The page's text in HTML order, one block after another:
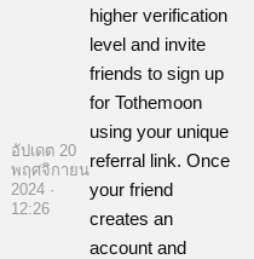
อัปเดต 20
พฤศจิกายน
2024 ·
12:26
higher verification
level and invite
friends to sign up
for Tothemoon
using your unique
referral link. Once
your friend
creates an
account and